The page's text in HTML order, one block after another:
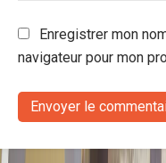
Enregistrer mon
navigateur pour mon